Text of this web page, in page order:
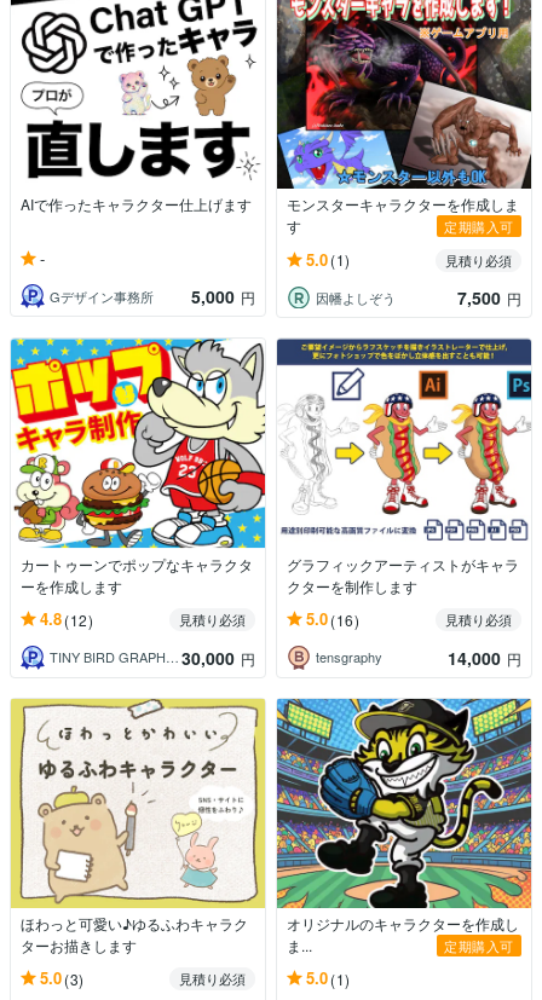
AIで作ったキャラクター仕上げます
-
Gデザイン事務所 5,000 円
モンスターキャラクターを作成しま
す
定期購入可
5.0(1)
見積り必須
因幡よしぞう
7,500 円
カートゥーンでポップなキャラクタ
ーを作成します
4.8(12)
見積り必須
TINY BIRD GRAPHICS 30,000 円
グラフィックアーティストがキャラ
クターを制作します
5.0(16)
見積り必須
tensgraphy
14,000 円
ほわっと可愛い♪ゆるふわキャラク
ターお描きします
5.0(3) 見積り必須
オリジナルのキャラクターを作成し
ま...
定期購入可
5.0(1)